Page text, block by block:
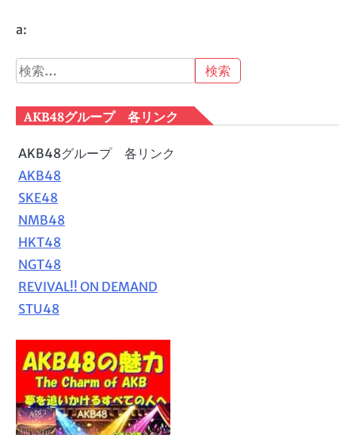
a:
検
索:
AKB48グループ 各リンク
AKB48グループ 各リンク
AKB48
SKE48
NMB48
HKT48
NGT48
REVIVAL!! ON DEMAND
STU48